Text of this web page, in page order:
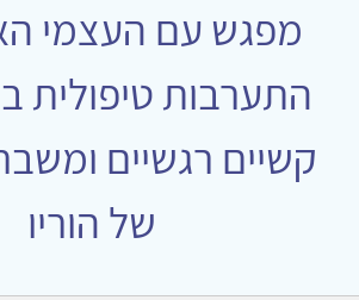
מפגש עם העצמי
התערבות טיפולית
קשיים רגשיים
של הוריו